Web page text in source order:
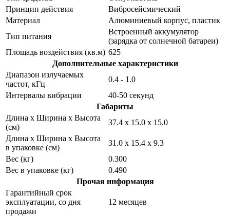
Принцип действия
Вибросейсмический
Материал
Алюминиевый корпус, пластик
Тип питания
Встроенный аккумулятор
(зарядка от солнечной батареи)
Площадь воздействия (кв.м) 625
Дополнительные характеристики
Диапазон излучаемых
частот, кГц
0.4 - 1.0
Интервалы вибрации
40-50 секунд
Габариты
Длина х Ширина х Высота
(см)
37.4 x 15.0 х 15.0
Длина х Ширина х Высота
в упаковке (см)
31.0 х 15.4 х 9.3
Вес (кг)
0.300
Вес в упаковке (кг)
0.490
Прочая информация
Гарантийный срок
эксплуатации, со дня
продажи
12 месяцев